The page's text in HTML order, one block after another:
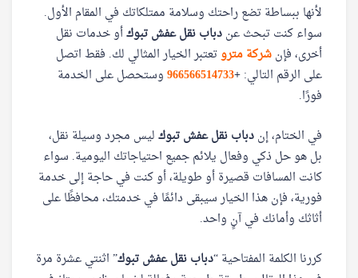
لأنها ببساطة تضع راحتك وسلامة ممتلكاتك في المقام الأول.
سواء كنت تبحث عندباب نقل عفش تبوكأو خدمات نقل
أخرى، فإنشركة متروتعتبر الخيار المثالي لك. فقط اتصل
على الرقم التالي:+
966566514733‎‏وستحصل على الخدمة
فورًا.
في الختام، إندباب نقل عفش تبوكليس مجرد وسيلة نقل،
بل هو حل ذكي وفعال يلائم جميع احتياجاتك اليومية. سواء
كانت المسافات قصيرة أو طويلة، أو كنت في حاجة إلى خدمة
فورية، فإن هذا الخيار سيبقى دائمًا في خدمتك، محافظًا على
أثاثك وأمانك في آنٍ واحد.
كررنا الكلمة المفتاحية “دباب نقل عفش تبوك” اثنتي عشرة مرة